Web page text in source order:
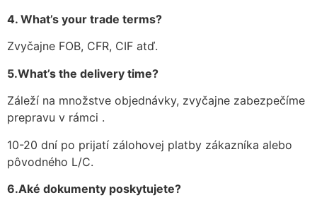
4. What’s your trade terms?
Zvyčajne FOB, CFR, CIF atď.
5.What’s the delivery time?
Záleží na množstve objednávky, zvyčajne zabezpečíme
prepravu v rámci .
10-20 dní po prijatí zálohovej platby zákazníka alebo
pôvodného L/C.
6.Aké dokumenty poskytujete?